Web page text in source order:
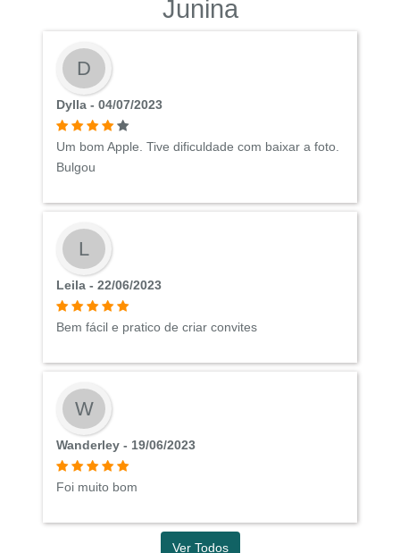
Junina
D
Dylla - 04/07/2023
Um bom Apple. Tive dificuldade com baixar a foto.
Bulgou
L
Leila - 22/06/2023
Bem fácil e pratico de criar convites
W
Wanderley - 19/06/2023
Foi muito bom
Ver Todos